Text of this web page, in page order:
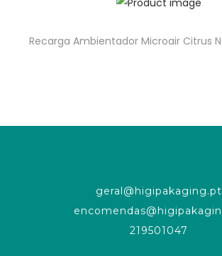
Recarga Ambientador Microair Citrus
geral@higipakaging.pt
219501047